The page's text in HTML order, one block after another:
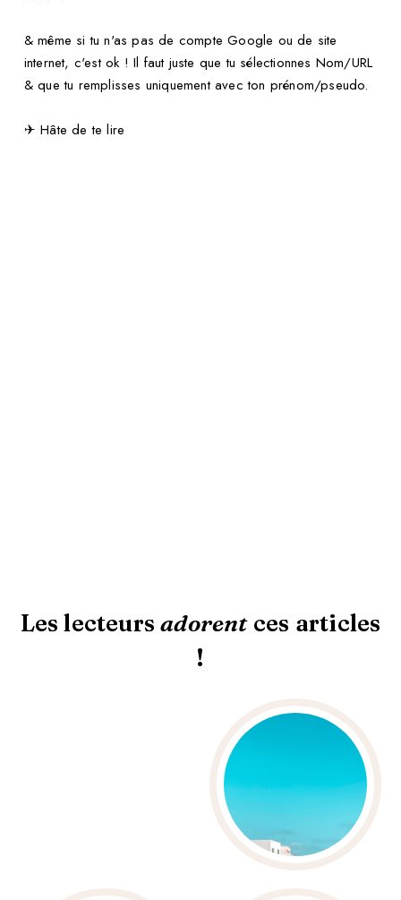
& même si tu n'as pas de compte Google ou de site
internet, c'est ok ! Il faut juste que tu sélectionnes Nom/URL
& que tu remplisses uniquement avec ton prénom/pseudo.
✈ Hâte de te lire
Les lecteursadorentces articles
!